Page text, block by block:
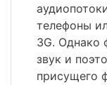
телефоны
3G. Однако
звук и
присущего